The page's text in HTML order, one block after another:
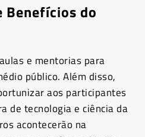
Benefícios do
e mentorias para
público. Além disso,
aos participantes
de tecnologia e ciência da
acontecerão na